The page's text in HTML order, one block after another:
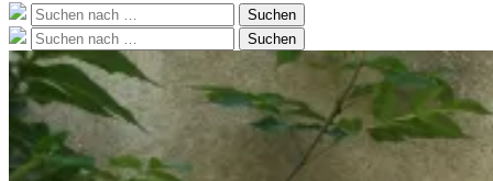
Suche
nach:
Suchen
Suche
nach:
Suchen